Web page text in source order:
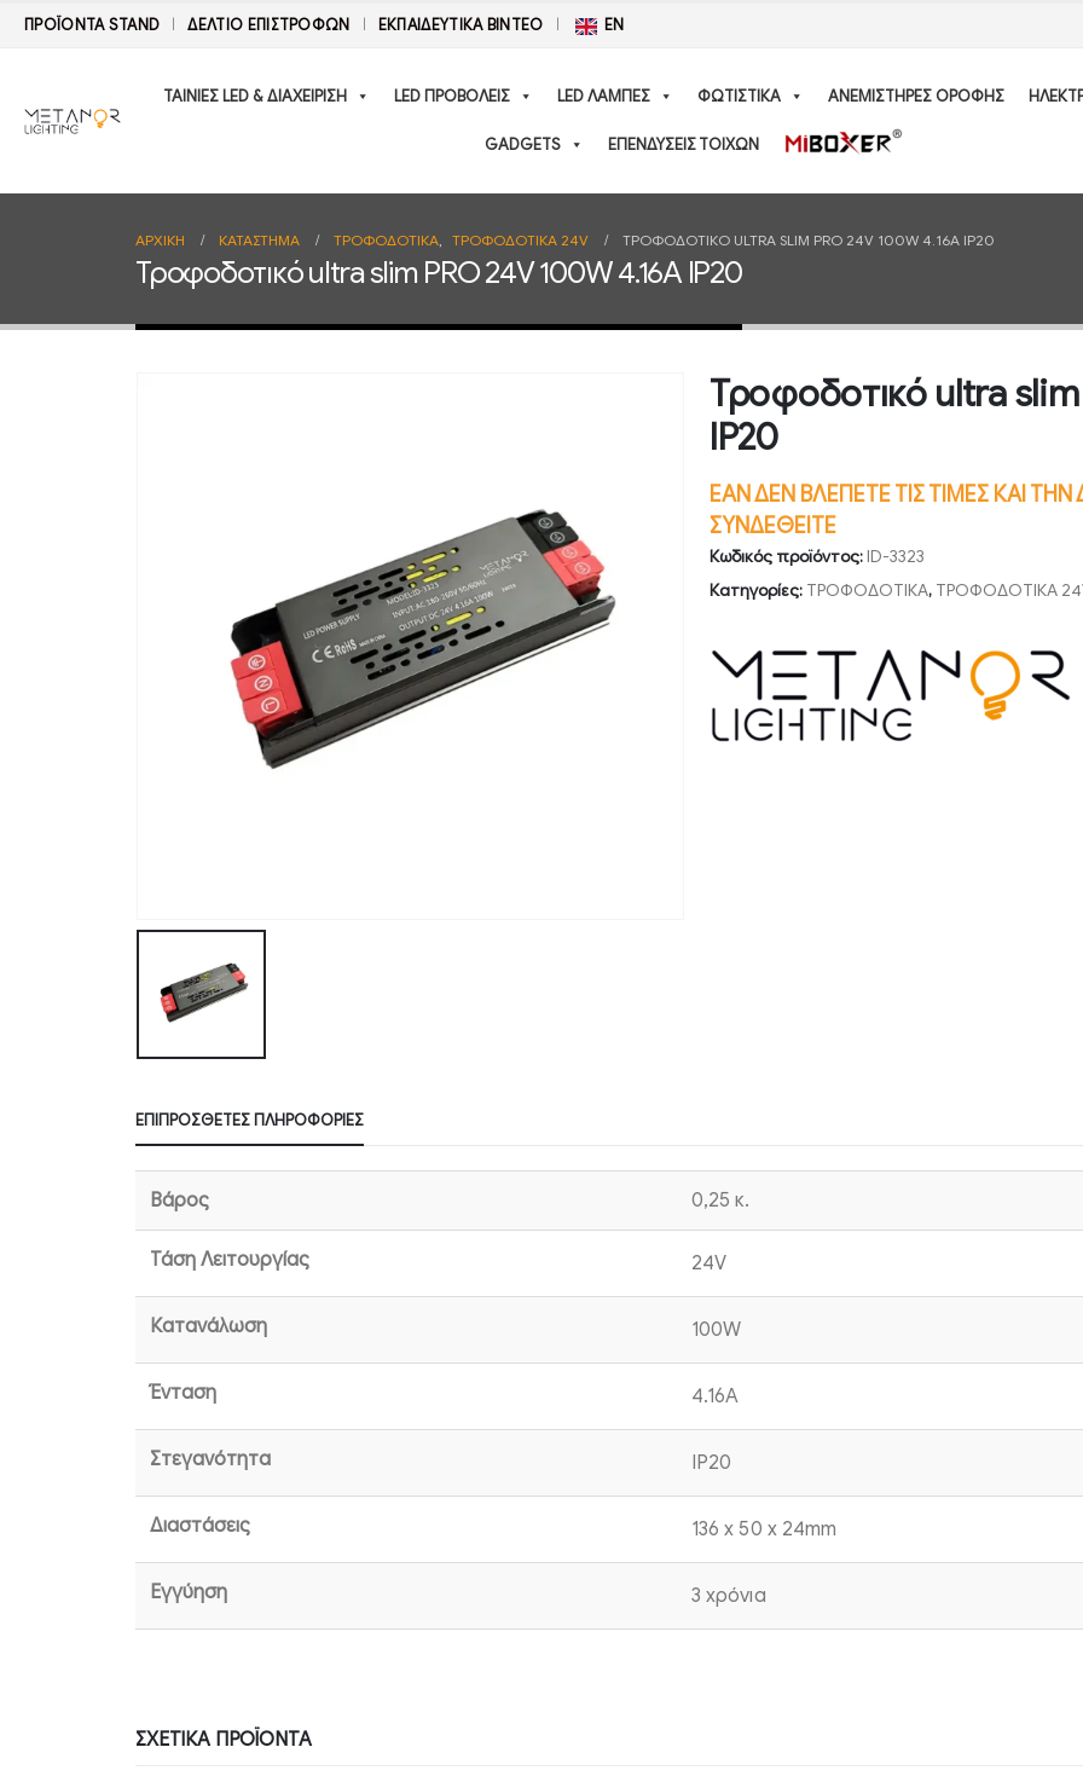
ΠΡΟΪΟΝΤΑ STAND ΔΕΛΤΊΟ ΕΠΙΣΤΡΟΦΏΝ ΕΚΠΑΙΔΕΥΤΙΚΑ ΒΙΝΤΕΟ EN
ΤΑΙΝΙΕΣ LED & ΔΙΑΧΕΙΡΙΣΗ LED ΠΡΟΒΟΛΕΙΣ LED ΛΑΜΠΕΣ ΦΩΤΙΣΤΙΚΑ ΑΝΕΜΙΣΤΗΡΕΣ ΟΡΟΦΗΣ
GADGETS ΕΠΕΝΔΥΣΕΙΣ ΤΟΙΧΩΝ
ΑΡΧΙΚΉ ΚΑΤΆΣΤΗΜΑ ΤΡΟΦΟΔΟΤΙΚΑ, ΤΡΟΦΟΔΟΤΙΚΑ 24V ΤΡΟΦΟΔΟΤΙΚΌ ULTRA SLIM PRO 24V 100W 4.16A IP20
Τροφοδοτικό ultra slim PRO 24V 100W 4.16A IP20
Τροφοδοτικό ultra slim
IP20
ΕΑΝ ΔΕΝ ΒΛΕΠΕΤΕ ΤΙΣ ΤΙΜΕΣ ΚΑΙ
ΣΥΝΔΕΘΕΙΤΕ
Κωδικός προϊόντος:ID-3323
Κατηγορίες: ΤΡΟΦΟΔΟΤΙΚΑ, ΤΡΟΦΟΔΟΤΙΚΑ
ΕΠΙΠΡΌΣΘΕΤΕΣ ΠΛΗΡΟΦΟΡΊΕΣ
Βάρος 0,25 κ.
Τάση Λειτουργίας 24V
Κατανάλωση 100W
Ένταση 4.16Α
Στεγανότητα IP20
Διαστάσεις 136 x 50 x 24mm
Εγγύηση 3 χρόνια
ΣΧΕΤΙΚΆ ΠΡΟΪΌΝΤΑ